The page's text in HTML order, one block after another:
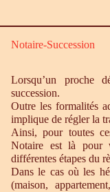
Notaire-Succession
Lorsqu’un proche
succession.
Outre les formalités
implique de régler la
Ainsi, pour toutes
Notaire est là pour
différentes étapes du
Dans le cas où les
(maison,